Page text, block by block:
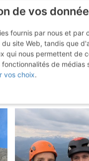
site,si certaines pages
:
de vos
fournis par nous et par
site Web, tandis que
qui nous permettent de
de
vos choix.